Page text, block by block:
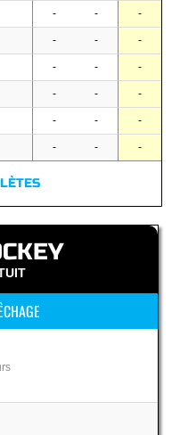
- - -
- - -
- - -
- - -
- - -
- - -